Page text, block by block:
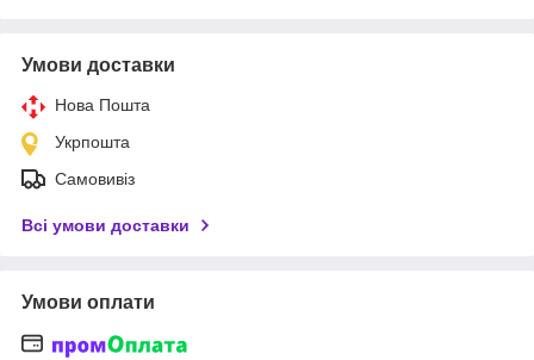
Умови доставки
Нова Пошта
Укрпошта
Самовивіз
Всі умови доставки
Умови оплати